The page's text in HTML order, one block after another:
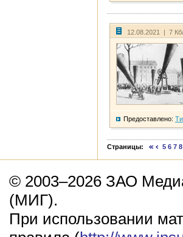
12.08.2021 | 7
Предоставлено:
Страницы: 5 6 7 8
© 2003–2026 ЗАО
(МИГ).
При использовании